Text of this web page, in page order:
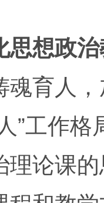
思想政
魂育人
”工作
理论课